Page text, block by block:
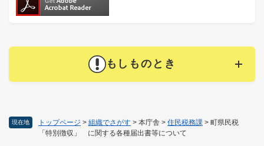
現在地 トップページ > 組織でさがす > 本庁舎 > 住民税務課 > 町県民税
「特別徴収」 に関する各種届出書等について
もしものとき